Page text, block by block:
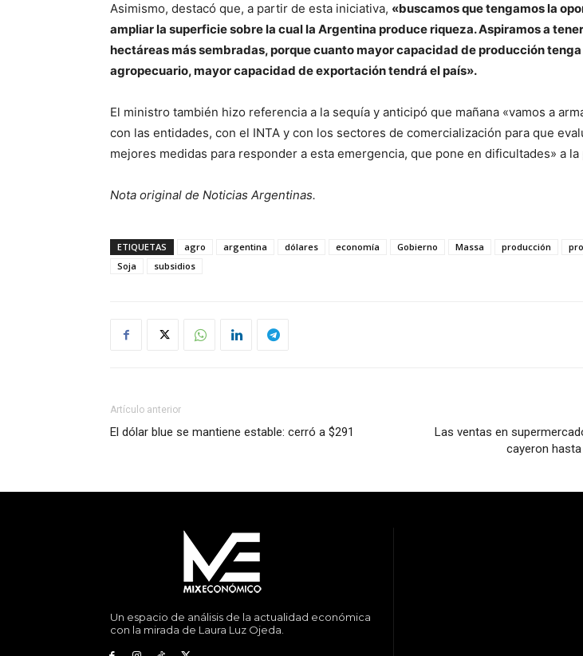
Asimismo, destacó que, a partir de esta iniciativa, «buscamos que tengamos la
ampliar la superficie sobre la cual la Argentina produce riqueza. Aspiramos a
hectáreas más sembradas, porque cuanto mayor capacidad de producción
agropecuario, mayor capacidad de exportación tendrá el país».
El ministro también hizo referencia a la sequía y anticipó que mañana «vamos a
con las entidades, con el INTA y con los sectores de comercialización para que
mejores medidas para responder a esta emergencia, que pone en dificultades» a
Nota original de Noticias Argentinas.
ETIQUETAS agro argentina dólares economía Gobierno Massa producción
Soja
subsidios
Artículo anterior
El dólar blue se mantiene estable: cerró a $291
Las ventas en
cayeron
Un espacio de análisis de la actualidad económica
con la mirada de Laura Luz Ojeda.